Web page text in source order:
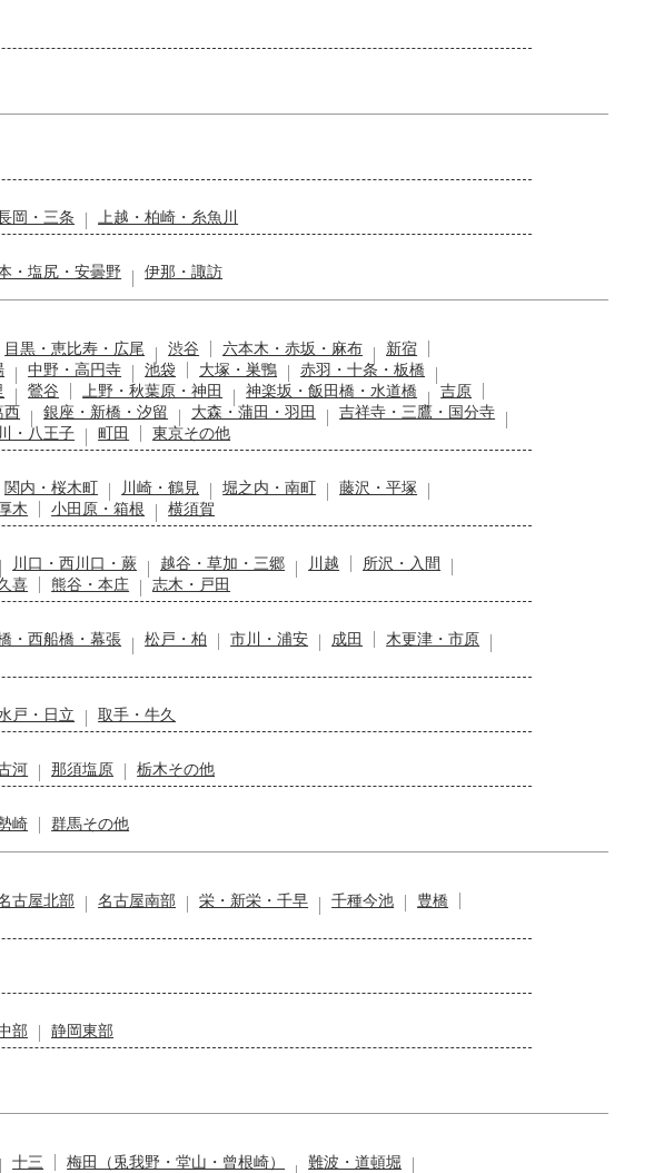
岡・三条
上越・柏崎・糸魚川
・塩尻・安曇野 伊那・諏訪
目黒・恵比寿・広尾 渋谷 六本木・赤坂・麻布
新宿
中野・高円寺 池袋 大塚・巣鴨
赤羽・十条・板橋
鶯谷 上野・秋葉原・神田 神楽坂・飯田橋・水道橋
吉原
西
銀座・新橋・汐留 大森・蒲田・羽田
吉祥寺・三鷹・国分寺
・八王子 町田
東京その他
関内・桜木町 川崎・鶴見 堀之内・南町
藤沢・平塚
木 小田原・箱根
横須賀
川口・西川口・蕨 越谷・草加・三郷 川越
所沢・入間
喜 熊谷・本庄
志木・戸田
・西船橋・幕張 松戸・柏 市川・浦安 成田
木更津・市原
戸・日立
取手・牛久
河 那須塩原
栃木その他
崎 群馬その他
古屋北部 名古屋南部 栄・新栄・千早 千種今池
豊橋
部
静岡東部
十三 梅田（兎我野・堂山・曾根崎）
難波・道頓堀